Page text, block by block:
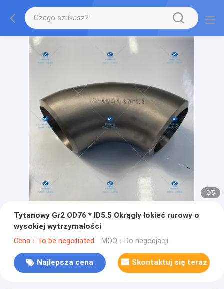
2/5
Tytanowy Gr2 OD76 * ID5.5 Okrągły łokieć rurowy o
wysokiej wytrzymałości
Cena：To be negotiated MOQ：Do negocjacji
Najlepsza cena Skontaktuj się teraz